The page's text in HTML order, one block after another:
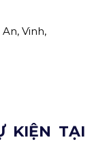
Vinh,
KIỆN TẠI